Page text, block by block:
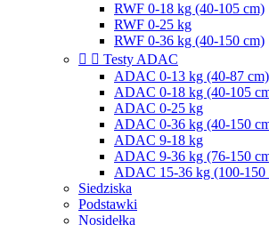
RWF 0-18 kg (40-105 cm)
RWF 0-25 kg
RWF 0-36 kg (40-150 cm)
  Testy ADAC
ADAC 0-13 kg (40-87 cm)
ADAC 0-18 kg (40-105
ADAC 0-25 kg
ADAC 0-36 kg (40-150
ADAC 9-18 kg
ADAC 9-36 kg (76-150
ADAC 15-36 kg (100-150
Siedziska
Podstawki
Nosidełka